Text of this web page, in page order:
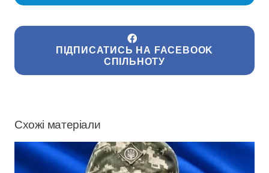
ПІДПИСАТИСЬ НА FACEBOOK
СПІЛЬНОТУ
Схожі матеріали